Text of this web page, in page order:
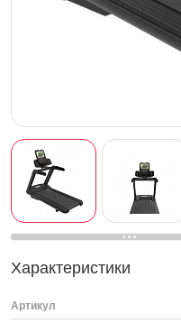
Характеристики
Артикул